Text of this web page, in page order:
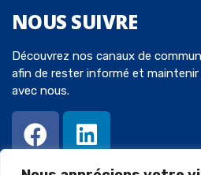
NOUS SUIVRE
Découvrez nos canaux de
afin de rester informé et maintenir
avec nous.